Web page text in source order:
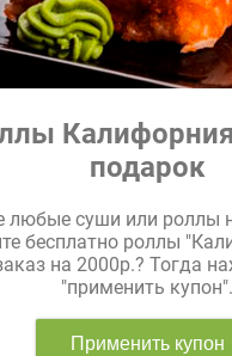
подарок
любые суши или роллы
бесплатно роллы
на 2000р.? Тогда
"применить купон".
Применить купон